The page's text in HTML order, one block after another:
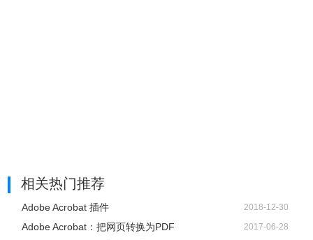
相关热门推荐
Adobe Acrobat 插件 2018-12-30
Adobe Acrobat：把网页转换为PDF 2017-06-28